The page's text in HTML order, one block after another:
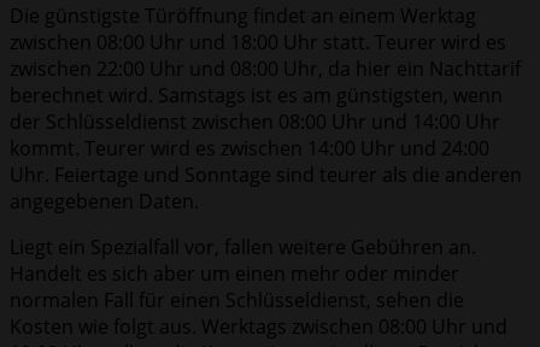
Die günstigste Türöffnung findet an einem Werktag
zwischen 08:00 Uhr und 18:00 Uhr statt. Teurer wird es
zwischen 22:00 Uhr und 08:00 Uhr, da hier ein Nachttarif
berechnet wird. Samstags ist es am günstigsten, wenn
der Schlüsseldienst zwischen 08:00 Uhr und 14:00 Uhr
kommt. Teurer wird es zwischen 14:00 Uhr und 24:00
Uhr. Feiertage und Sonntage sind teurer als die anderen
angegebenen Daten.
Liegt ein Spezialfall vor, fallen weitere Gebühren an.
Handelt es sich aber um einen mehr oder minder
normalen Fall für einen Schlüsseldienst, sehen die
Kosten wie folgt aus. Werktags zwischen 08:00 Uhr und